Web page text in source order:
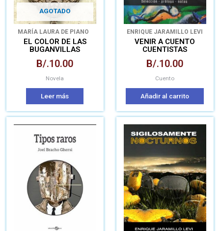
AGOTADO
MARÍA LAURA DE PIANO
EL COLOR DE LAS
BUGANVILLAS
B/.10.00
Novela
Leer más
ENRIQUE JARAMILLO LEVI
VENIR A CUENTO
CUENTISTAS
PANAMÁ
B/.10.00
Cuento
Añadir al carrito